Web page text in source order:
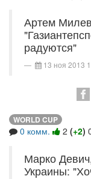
Артем
радуются"
13 ноя 2013
WORLD CUP
0 комм. 2 (+2)
Марко
Украины: